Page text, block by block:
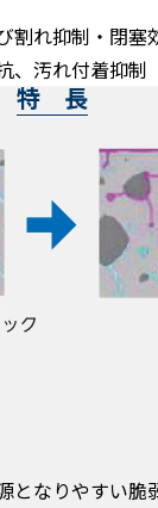
割れ抑制・閉塞
れ付着抑制
特 長
となりやすい脆